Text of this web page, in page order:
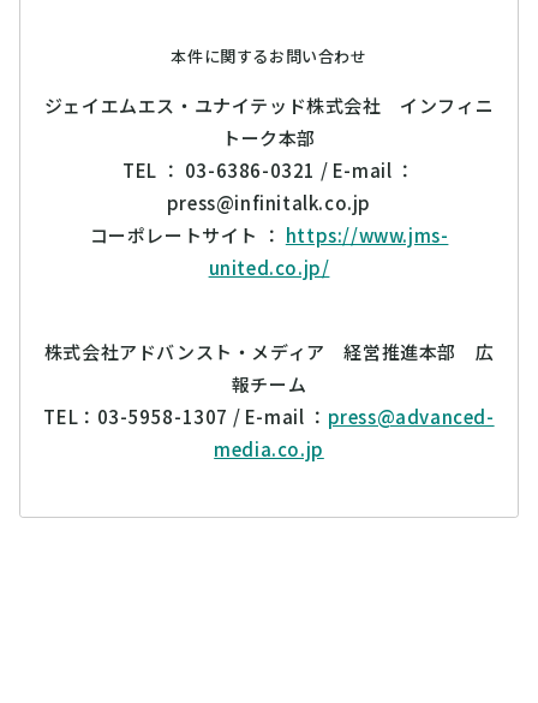
本件に関するお問い合わせ
ジェイエムエス・ユナイテッド株式会社 インフィニ
トーク本部
TEL ： 03-6386-0321 / E-mail ：
press@infinitalk.co.jp
コーポレートサイト ： https://www.jms-
united.co.jp/
株式会社アドバンスト・メディア 経営推進本部 広
報チーム
TEL：03-5958-1307 / E-mail ： press@advanced-
media.co.jp